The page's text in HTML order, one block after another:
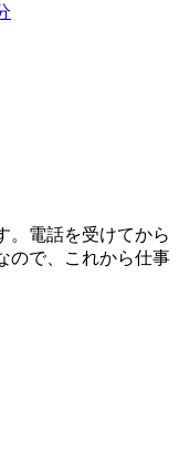
。電話を受けてから
ので、これから仕事